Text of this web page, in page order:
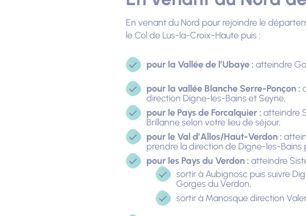
En venant du Nord pour rejoindre le
le Col de Lus-la-Croix-Haute puis :
pour la Vallée de l’Ubaye : atteindre
pour la vallée Blanche Serre-Ponçon :
direction Digne-les-Bains et Seyne,
pour le Pays de Forcalquier : atteindre
Brillanne selon votre lieu de séjour,
pour le Val d’Allos/Haut-Verdon :
prendre la direction de Digne-les-Bains
pour les Pays du Verdon : atteindre
sortir à Aubignosc puis suivre
Gorges du Verdon,
sortir à Manosque direction